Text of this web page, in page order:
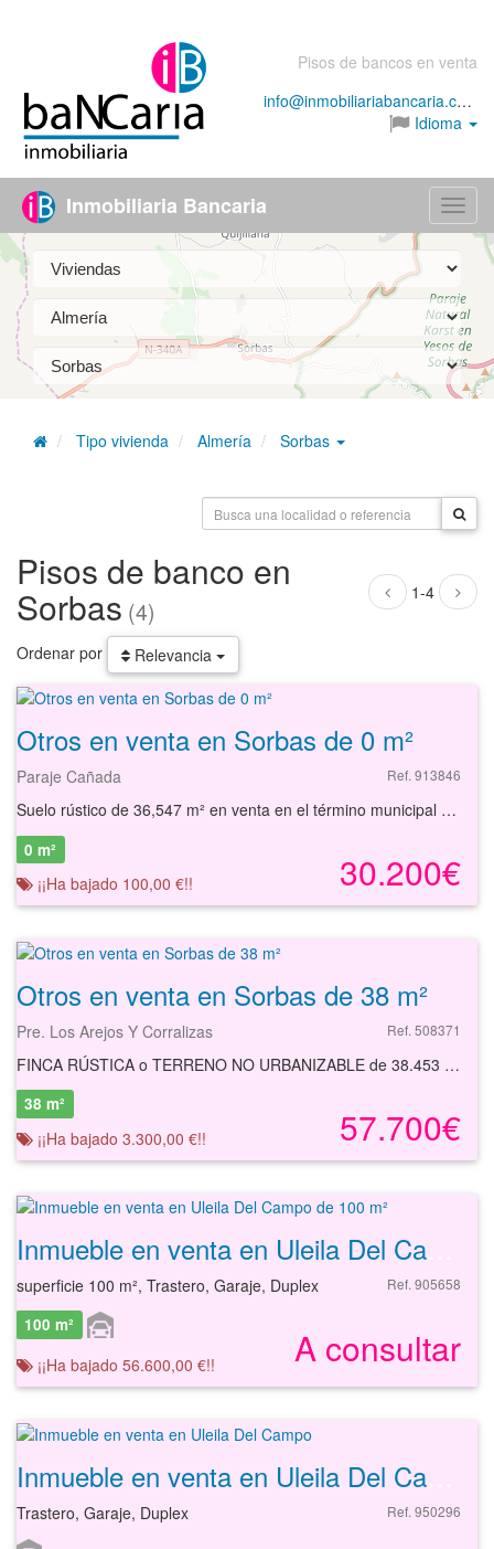
Pisos de bancos en venta
info@inmobiliariabancaria.com
Idioma
Menú
Inmobiliaria Bancaria
Tipo vivienda Almería Sorbas
1-4
Pisos de banco en
Sorbas (4)
Ordenar por Relevancia
Otros en venta en Sorbas de 0 m²
Paraje Cañada Ref. 913846
Suelo rústico de 36,547 m² en venta en el término municipal de Sorbas, Almería. Se sitúa en el paraje Cañada, a pocos kilómetros de la población, siendo un área conocida por su paisaje natural y vistas panorámicas. Este suelo ofrece la oportunidad perfecta para aquellos interesados en desarrollar un proyecto agrícola o contemplar el desarrollo a largo plazo dada su ubicación estratégica. El terreno dispone de un fácil acceso a través de la autovía A-92, que conecta eficientemente la zona con otros puntos principales de Málaga y Andalucía. Aunque en el entorno inmediato del activo no hay acceso directo al transporte público, la localidad de Antequera está bien comunicada con servicios de autobuses interurbanos que facilitan el desplazamiento tanto local como regional. En Antequera, se puede disfrutar de una amplia oferta de servicios esenciales, incluyendo supermercados, restaurantes, instalaciones deportivas y centros educativos. La localidad también es conocida por sus puntos de interés histórico y cultural, como el famoso Conjunto Arqueológico Dólmenes de Antequera, que es Patrimonio Mundial por la UNESCO. Además, cuenta con el Hospital Comarcal de Antequera asegurando la atención sanitaria. Con nuestros servicios, podrá encontrar el suelo rústico que necesita y asegurar su inversión con el mejor de los asesoramientos especializados. Empiece ahora mismo pidiendo más información. Un responsable cercano a usted le atenderá personalmente.
30.200€
0 m²
¡¡Ha bajado 100,00 €!!
Otros en venta en Sorbas de 38 m²
Pre. Los Arejos Y Corralizas Ref. 508371
FINCA RÚSTICA o TERRENO NO URBANIZABLE de 38.453 m2 de superficie en SORBAS.
57.700€
38 m²
¡¡Ha bajado 3.300,00 €!!
Ref. 905658
superficie 100 m², Trastero, Garaje, Duplex
A consultar
100 m²
¡¡Ha bajado 56.600,00 €!!
Ref. 950296
Trastero, Garaje, Duplex